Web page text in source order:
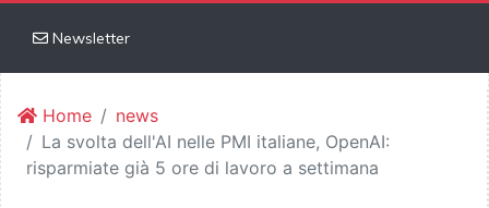
Newsletter
Home
news
La svolta dell'AI nelle PMI italiane, OpenAI:
risparmiate già 5 ore di lavoro a settimana